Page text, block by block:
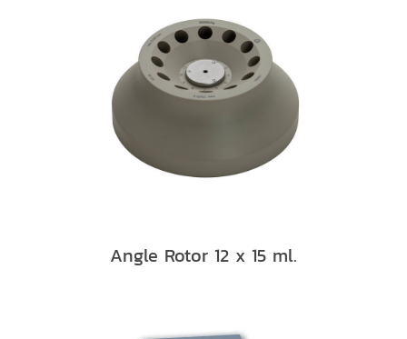
Angle Rotor 12 x 15 ml.